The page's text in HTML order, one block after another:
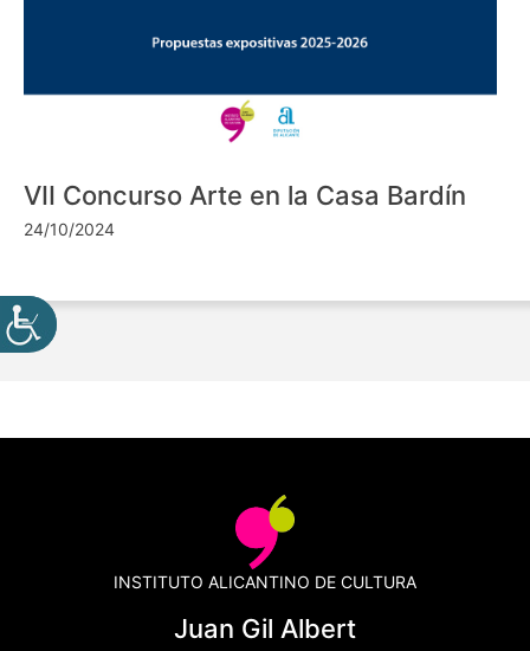
VII Concurso Arte en la Casa Bardín
24/10/2024
INSTITUTO ALICANTINO DE CULTURA
Juan Gil Albert